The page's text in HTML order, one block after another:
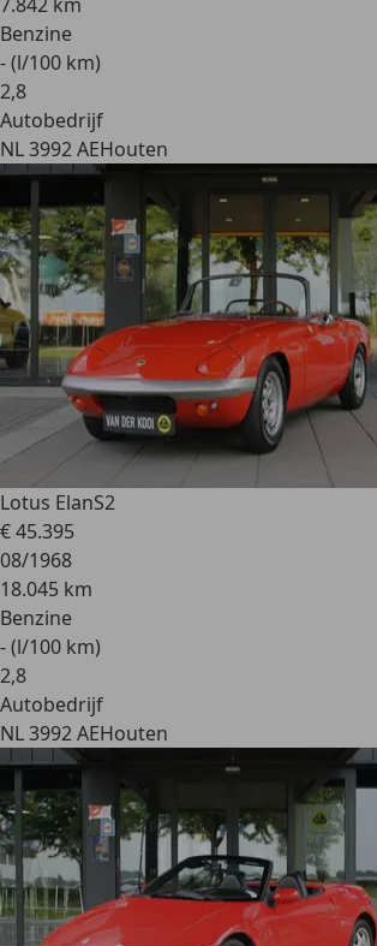
Benzine
- (l/100 km)
2,8
Autobedrijf
NL 3992 AEHouten
Lotus ElanS2
€ 45.395
08/1968
18.045 km
Benzine
- (l/100 km)
2,8
Autobedrijf
NL 3992 AEHouten